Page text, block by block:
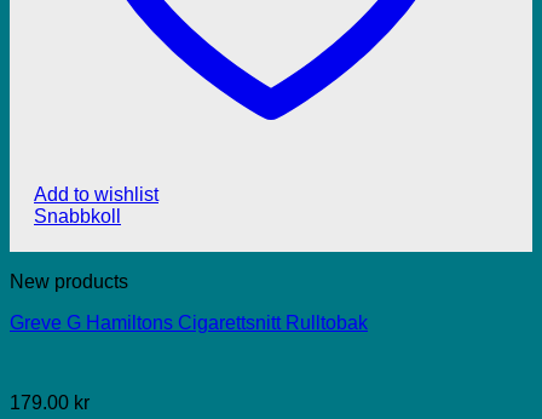
Add to wishlist
Snabbkoll
New products
Greve G Hamiltons Cigarettsnitt Rulltobak
179.00 kr